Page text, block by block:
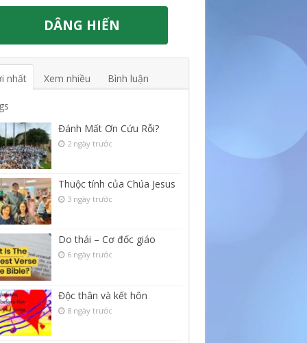
DÂNG HIẾN
nhất Xem nhiều Bình luận
Đánh Mất Ơn Cứu Rỗi?
2 ngày trước
Thuộc tính của Chúa Jesus
3 ngày trước
Do thái – Cơ đốc giáo
6 ngày trước
Độc thân và kết hôn
8 ngày trước